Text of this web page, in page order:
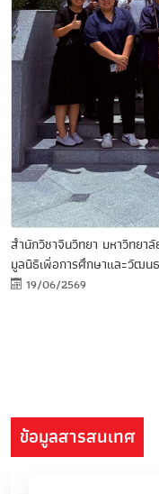
สำนักวิชาจีนวิทยา มหาวิทย
มูลนิธิเพื่อการศึกษาและวัฒน
19/06/2569
ข้อมูลสารสนเทศ